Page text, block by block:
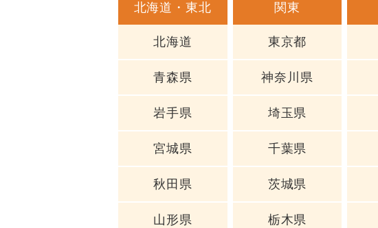
北海道・東北
北海道
青森県
岩手県
宮城県
秋田県
山形県
関東
東京都
神奈川県
埼玉県
千葉県
茨城県
栃木県